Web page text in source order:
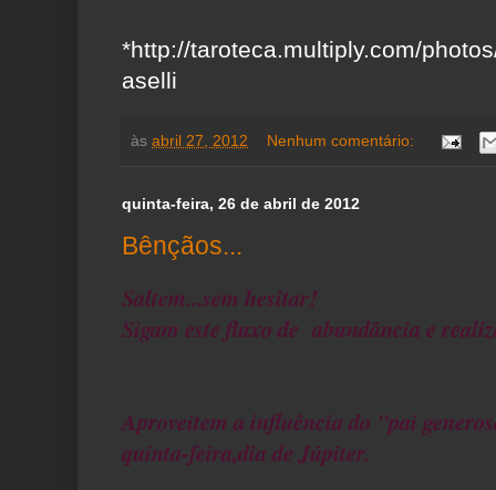
*http://taroteca.multiply.com/
aselli
às abril 27, 2012 Nenhum comentário:
quinta-feira, 26 de abril de 2012
Bênçãos...
Saltem...sem hesitar!
Sigam este fluxo de abundância e
Aproveitem a influência do "pai
quinta-feira,dia de Júpiter.